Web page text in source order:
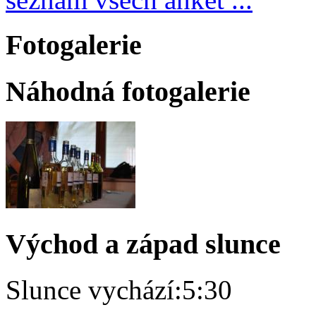
Fotogalerie
Náhodná fotogalerie
Východ a západ slunce
Slunce vychází:5:30